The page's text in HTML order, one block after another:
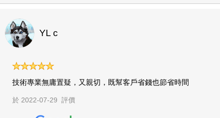
YL c
技術專業無庸置疑，又親切，既幫客戶省錢也節省時間
於 2022-07-29 評價